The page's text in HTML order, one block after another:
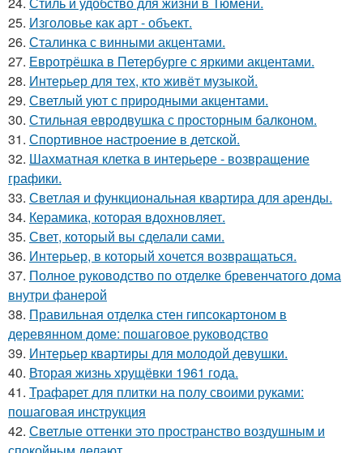
25. Изголовье как арт - объект.
26. Сталинка с винными акцентами.
27. Евротрёшка в Петербурге с яркими акцентами.
28. Интерьер для тех, кто живёт музыкой.
29. Светлый уют с природными акцентами.
30. Стильная евродвушка с просторным балконом.
31. Спортивное настроение в детской.
32. Шахматная клетка в интерьере - возвращение
графики.
33. Светлая и функциональная квартира для аренды.
34. Керамика, которая вдохновляет.
35. Свет, который вы сделали сами.
36. Интерьер, в который хочется возвращаться.
37. Полное руководство по отделке бревенчатого дома
внутри фанерой
38. Правильная отделка стен гипсокартоном в
деревянном доме: пошаговое руководство
39. Интерьер квартиры для молодой девушки.
40. Вторая жизнь хрущёвки 1961 года.
41. Трафарет для плитки на полу своими руками:
пошаговая инструкция
42. Светлые оттенки это пространство воздушным и